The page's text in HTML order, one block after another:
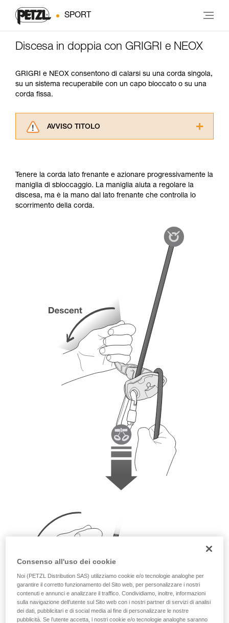
SPORT
Discesa in doppia con GRIGRI e NEOX
GRIGRI e NEOX consentono di calarsi su una corda singola,
su un sistema recuperabile con un capo bloccato o su una
corda fissa.
AVVISO TITOLO
informazioni dell’istruzione tecnica per poter
capire queste ulteriori informazioni.
La padronanza di queste tecniche richiede una
formazione ed un addestramento specifico.
capacità di rifare la manovra, da soli, in piena
sicurezza, prima di riprodurla autonomamente.
Forniamo esempi di tecniche relative alla vostra
attività. Ne possono esistere altre che non
Tenere la corda lato frenante e azionare progressivamente la
maniglia di sbloccaggio. La maniglia aiuta a regolare la
discesa, ma è la mano dal lato frenante che controlla lo
scorrimento della corda.
Consenso all'uso dei cookie
Noi (PETZL Distribution SAS) utilizziamo cookie e/o tecnologie analoghe per
garantire il corretto funzionamento del Sito web, per personalizzare i nostri
contenuti e annunci e analizzare il traffico. Condividiamo, inoltre, informazioni
sulla navigazione dell’utente sul Sito web con i nostri partner di servizi di analisi
dei dati, pubblicitari e di social media al fine di personalizzare le nostre
pubblicità. Se l’utente accetta, i nostri cookie e/o tecnologie analoghe saranno